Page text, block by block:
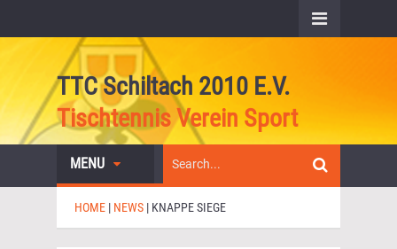
TTC Schiltach 2010 E.V.
Tischtennis Verein Sport
MENU
HOME | NEWS | KNAPPE SIEGE